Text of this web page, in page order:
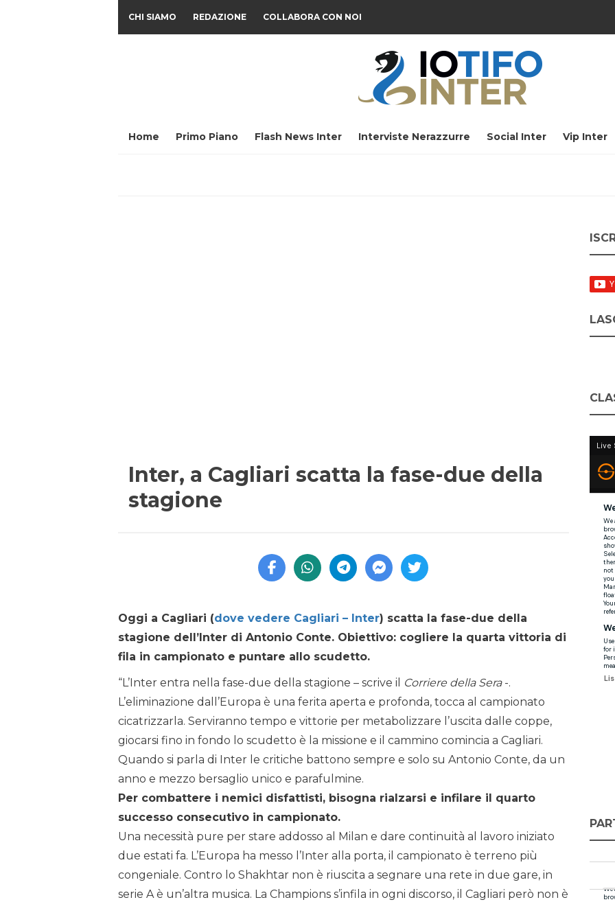
CHI SIAMO REDAZIONE COLLABORA CON NOI
Home Primo Piano Flash News Inter Interviste Nerazzurre Social Inter Vip Inter
Inter, a Cagliari scatta la fase-due della
stagione
Oggi a Cagliari (dove vedere Cagliari – Inter) scatta la fase-due della
stagione dell’Inter di Antonio Conte. Obiettivo: cogliere la quarta vittoria di
fila in campionato e puntare allo scudetto.
“L’Inter entra nella fase-due della stagione – scrive il
Corriere della Sera-.
L’eliminazione dall’Europa è una ferita aperta e profonda, tocca al campionato
cicatrizzarla. Serviranno tempo e vittorie per metabolizzare l’uscita dalle coppe,
giocarsi fino in fondo lo scudetto è la missione e il cammino comincia a Cagliari.
Quando si parla di Inter le critiche battono sempre e solo su Antonio Conte, da un
anno e mezzo bersaglio unico e parafulmine.
Per combattere i nemici disfattisti, bisogna rialzarsi e infilare il quarto
successo consecutivo in campionato.
Una necessità pure per stare addosso al Milan e dare continuità al lavoro iniziato
due estati fa. L’Europa ha messo l’Inter alla porta, il campionato è terreno più
congeniale. Contro lo Shakhtar non è riuscita a segnare una rete in due gare, in
serie A è un’altra musica. La Champions s’infila in ogni discorso, il Cagliari però non è